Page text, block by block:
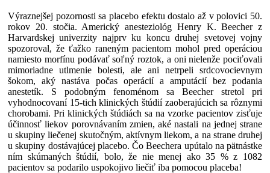
Výraznejšej pozornosti sa placebo efektu dostalo až v polovici 50.
rokov 20. stočia. Americký anesteziológ Henry K. Beecher z
Harvardskej univerzity najprv ku koncu druhej svetovej vojny
spozoroval, že ťažko raneným pacientom mohol pred operáciou
namiesto morfínu podávať soľný roztok, a oni nielenže pociťovali
mimoriadne utlmenie bolesti, ale ani netrpeli srdcovocievnym
šokom, aký nastáva počas operácií a amputácií bez podania
anestetík. S podobným fenoménom sa Beecher stretol pri
vyhodnocovaní 15-tich klinických štúdií zaoberajúcich sa rôznymi
chorobami. Pri klinických štúdiách sa na vzorke pacientov zisťuje
účinnosť liekov porovnávaním zmien, aké nastali na jednej strane
u skupiny liečenej skutočným, aktívnym liekom, a na strane druhej
u skupiny dostávajúcej placebo. Čo Beechera upútalo na pätnástke
ním skúmaných štúdií, bolo, že nie menej ako 35 % z 1082
pacientov sa podarilo uspokojivo liečiť iba pomocou placeba!